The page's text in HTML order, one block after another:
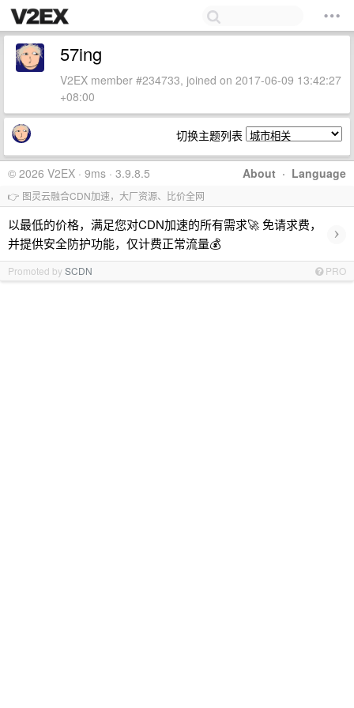
57ing
V2EX member #234733, joined on 2017-06-09 13:42:27
+08:00
切换主题列表
About · Language
© 2026 V2EX · 9ms · 3.9.8.5
👉 图灵云融合CDN加速，大厂资源、比价全网
以最低的价格，满足您对CDN加速的所有需求🚀 免请求费，
并提供安全防护功能，仅计费正常流量💰
›
Promoted bySCDN PRO